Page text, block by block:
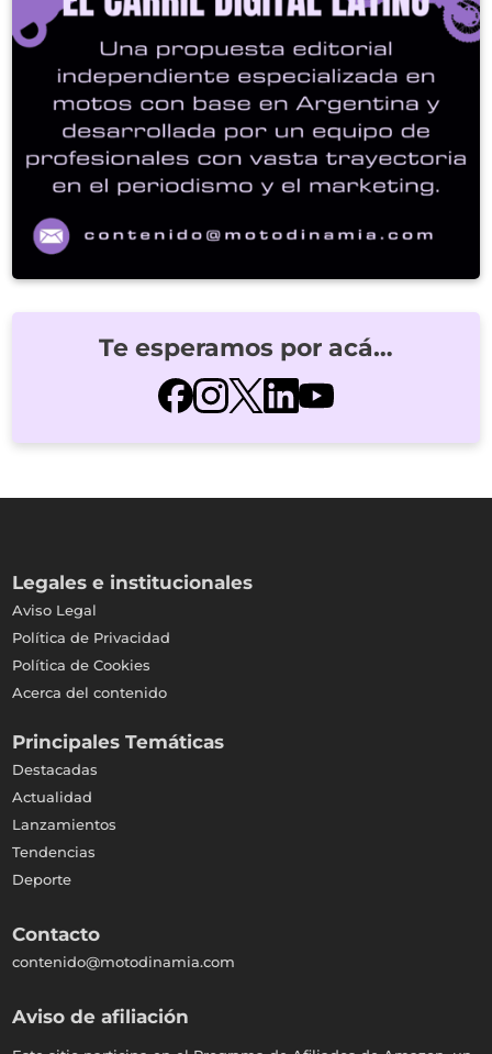
Te esperamos por acá…
Legales e institucionales
Aviso Legal
Política de Privacidad
Política de Cookies
Acerca del contenido
Principales Temáticas
Destacadas
Actualidad
Lanzamientos
Tendencias
Deporte
Contacto
contenido@motodinamia.com
Aviso de afiliación